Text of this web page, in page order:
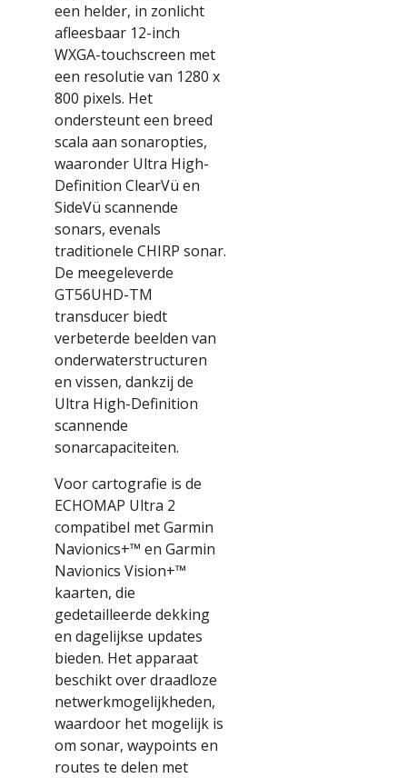
een helder, in zonlicht
afleesbaar 12-inch
WXGA-touchscreen met
een resolutie van 1280 x
800 pixels. Het
ondersteunt een breed
scala aan sonaropties,
waaronder Ultra High-
Definition ClearVü en
SideVü scannende
sonars, evenals
traditionele CHIRP sonar.
De meegeleverde
GT56UHD-TM
transducer biedt
verbeterde beelden van
onderwaterstructuren
en vissen, dankzij de
Ultra High-Definition
scannende
sonarcapaciteiten.
Voor cartografie is de
ECHOMAP Ultra 2
compatibel met Garmin
Navionics+™ en Garmin
Navionics Vision+™
kaarten, die
gedetailleerde dekking
en dagelijkse updates
bieden. Het apparaat
beschikt over draadloze
netwerkmogelijkheden,
waardoor het mogelijk is
om sonar, waypoints en
routes te delen met